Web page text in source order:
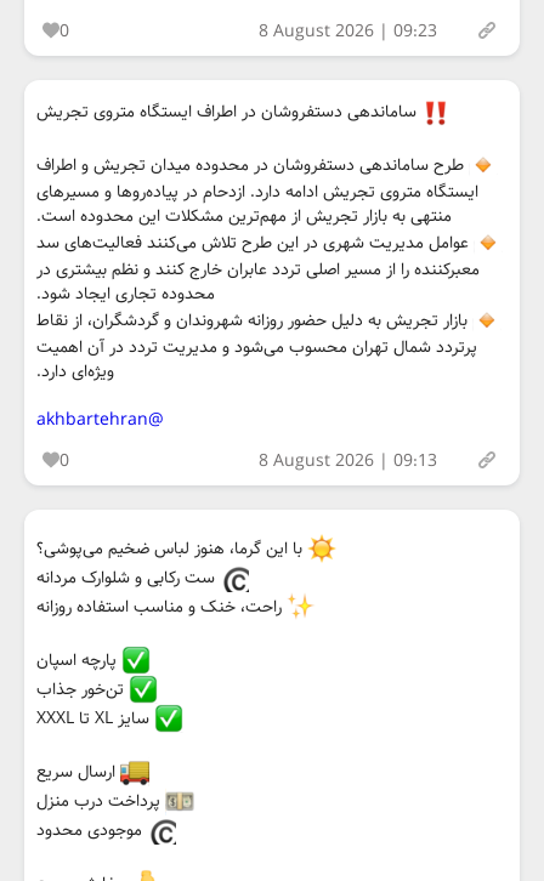
0
8 August 2026 | 09:23
ساماندهی دستفروشان در اطراف ایستگاه متروی تجریش
طرح ساماندهی دستفروشان در محدوده میدان تجریش و اطراف
ایستگاه متروی تجریش ادامه دارد. ازدحام در پیاده‌روها و مسیرهای
منتهی به بازار تجریش از مهم‌ترین مشکلات این محدوده است.
عوامل مدیریت شهری در این طرح تلاش می‌کنند فعالیت‌های سد
معبرکننده را از مسیر اصلی تردد عابران خارج کنند و نظم بیشتری در
محدوده تجاری ایجاد شود.
بازار تجریش به دلیل حضور روزانه شهروندان و گردشگران، از نقاط
پرتردد شمال تهران محسوب می‌شود و مدیریت تردد در آن اهمیت
ویژه‌ای دارد.
@akhbartehran
0
8 August 2026 | 09:13
با این گرما، هنوز لباس ضخیم می‌پوشی؟
ست رکابی و شلوارک مردانه
راحت، خنک و مناسب استفاده روزانه
پارچه اسپان
تن‌خور جذاب
سایز XL تا XXXL
ارسال سریع
پرداخت درب منزل
موجودی محدود